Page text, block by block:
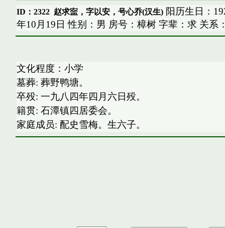
ID：2322 赵求寍，字以安，号心乔(汉生)阳历生日：
年10月19日 性别：男 房号：樟树 字辈：求 关系
文化程度：小学
墓葬: 葬野鸭塘。
卒殁: 一九八四年四月六日殁。
籍贯: 石潭镇四居委会。
家庭成员: 配史雪梅。生六子。